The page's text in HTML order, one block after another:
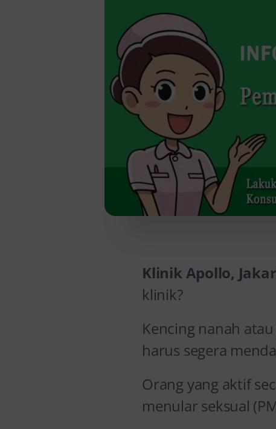
Klinik Apollo,
klinik?
Kencing nanah
harus segera
Orang yang aktif
menular seksual